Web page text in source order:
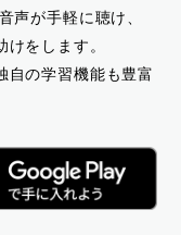
声が手軽に聴け、
をします。
自の学習機能も豊富